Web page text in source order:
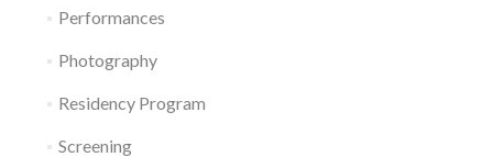
Performances
Photography
Residency Program
Screening